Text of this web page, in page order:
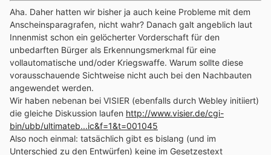
Aha. Daher hatten wir bisher ja auch keine Probleme mit dem
Anscheinsparagrafen, nicht wahr? Danach galt angeblich laut
Innenmist schon ein gelöcherter Vorderschaft für den
unbedarften Bürger als Erkennungsmerkmal für eine
vollautomatische und/oder Kriegswaffe. Warum sollte diese
vorausschauende Sichtweise nicht auch bei den Nachbauten
angewendet werden.
Wir haben nebenan bei VISIER (ebenfalls durch Webley initiiert)
die gleiche Diskussion laufen http://www.visier.de/cgi-
bin/ubb/ultimateb...ic&f=1&t=001045
Also noch einmal: tatsächlich gibt es bislang (und im
Unterschied zu den Entwürfen) keine im Gesetzestext